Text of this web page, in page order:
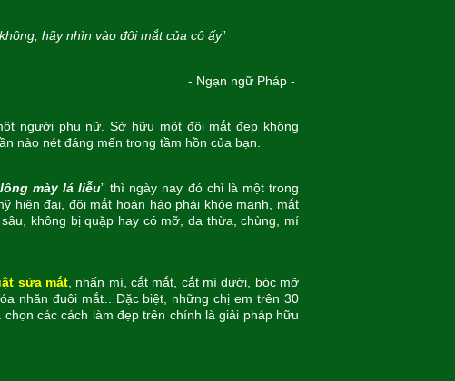
hãy nhìn vào đôi mắt của cô ấy”
- Ngạn ngữ Pháp -
người phụ nữ. Sở hữu một đôi mắt đẹp không
nào nét đáng mến trong tầm hồn của bạn.
mày lá liễu” thì ngày nay đó chỉ là một trong
hiện đại, đôi mắt hoàn hảo phải khỏe mạnh, mắt
không bị quặp hay có mỡ, da thừa, chùng, mí
sửa mắt , nhấn mí, cắt mắt, cắt mí dưới, bóc mỡ
nhăn đuôi mắt…Đặc biệt, những chị em trên 30
các cách làm đẹp trên chính là giải pháp hữu